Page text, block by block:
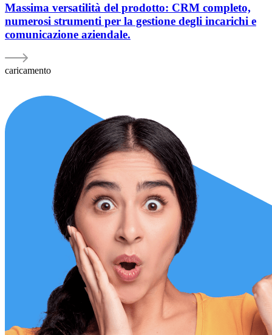
Massima versatilità del prodotto: CRM completo,
numerosi strumenti per la gestione degli incarichi e
comunicazione aziendale.
caricamento